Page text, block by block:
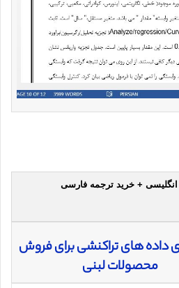
انگلیسی + خرید ترجمه فارسی
داده های تراکنشی برای فروش
محصولات لبنی